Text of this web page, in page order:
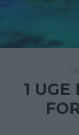
1 UGE